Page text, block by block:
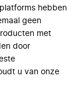
hebben
geen
met
door
u van onze